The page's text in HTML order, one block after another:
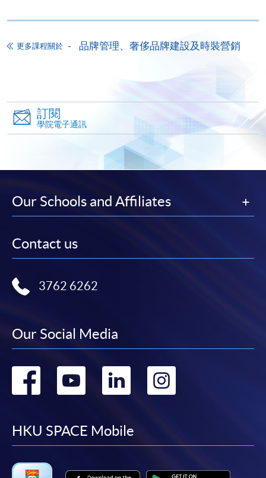
信支付」(Online WeChat Pay) 、「支付寶」(Online
填寫網上報名表格
申請人可按該課程網頁的右上角的
圖示進入網上服務網頁，然
後按照指示填妥網上報名表格。
中指定所須文件(如學歷證明)。系統只支援doc,
繳交所需費用
碼，請瀏覽繳費靈網址
*信用咭網上繳費服務- 申請人可以 VISA 或
Mastercard（包括「香港大學專業進修學院
Mastercard卡」）繳付學費。
*香港大學專業進修學院Mastercard卡
更多課程關於 品牌管理、奢侈品牌建設及時裝營銷
訂閱
學院電子通訊
Our Schools and Affiliates
Contact us
3762 6262
Our Social Media
Go
facebook
Go
youtube
Go
linkedin
Go
HKU SPACE Mobile